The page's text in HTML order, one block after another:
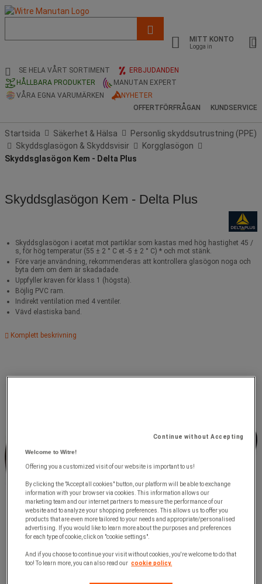
och
sökhistorik
MITT KONTO
Logga in
SE HELA VÅRT SORTIMENT
ERBJUDANDEN
HÅLLBARA PRODUKTER
MANUTAN EXPERT
VÅRA EGNA VARUMÄRKEN
NYHETER
OFFERTFÖRFRÅGAN
KUNDSERVICE
Startsida Säkerhet & Hälsa
Personlig skyddsutrustning (PPE)
Skyddsglasögon & Skyddsvisir
Korgglasögon
Skyddsglasögon Kem - Delta Plus
Skyddsglasögon Kem - Delta Plus
Skyddsglasögon i acetat mot partiklar som kastas med hög hastighet 45 /
s, för hög temperatur (55 ± 2 ° C et -5 ± 2 ° C) * och mot stänk.
Före varje användning, rekommenderas att kontrollera glasögon noga och
byta dem om dem är skadadade.
Uppfyller kraven för klass 1 (högsta).
Böjlig PVC ram.
Indirekt ventilation med 4 ventiler.
Vävd elastiska band.
Komplett beskrivning
Continue without Accepting
Welcome to Witre!
Offering you a customized visit of our website is important to us!
By clicking the "Accept all cookies" button, our platform will be able to exchange
information with your browser via cookies. This information allows our
marketing team and our internet partners to measure the performance of our
website and to analyze your shopping preferences. This allows us to offer you
products that are even more tailored to your needs and appropriate/personalised
advertising. If you would like to learn more about the purposes and preferences
for each type of cookie, click on "cookie settings".
And if you choose to continue your visit without cookies, you're welcome to do that
too! To learn more, you can also read our cookie policy.